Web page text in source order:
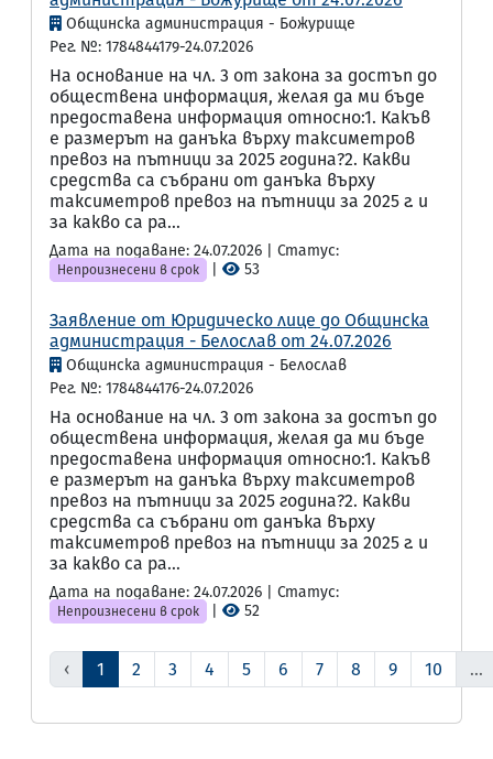
Общинска администрация - Божурище
Рег. №: 1784844179-24.07.2026
На основание на чл. 3 от закона за достъп до
обществена информация, желая да ми бъде
предоставена информация относно:1. Какъв
е размерът на данъка върху таксиметров
превоз на пътници за 2025 година?2. Какви
средства са събрани от данъка върху
таксиметров превоз на пътници за 2025 г. и
за какво са ра...
Дата на подаване: 24.07.2026 | Статус:
Непроизнесени в срок 53
Заявление от Юридическо лице до Общинска
администрация - Белослав от 24.07.2026
Общинска администрация - Белослав
Рег. №: 1784844176-24.07.2026
На основание на чл. 3 от закона за достъп до
обществена информация, желая да ми бъде
предоставена информация относно:1. Какъв
е размерът на данъка върху таксиметров
превоз на пътници за 2025 година?2. Какви
средства са събрани от данъка върху
таксиметров превоз на пътници за 2025 г. и
за какво са ра...
Дата на подаване: 24.07.2026 | Статус:
Непроизнесени в срок 52
‹ 1 2 3 4 5 6 7 8 9 10 ...